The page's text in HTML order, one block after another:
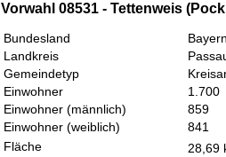
Vorwahl 08531 - Tettenweis
Bundesland
Landkreis
Gemeindetyp
Einwohner
1.700
Einwohner (männlich)
859
Einwohner (weiblich)
841
Fläche
28,69